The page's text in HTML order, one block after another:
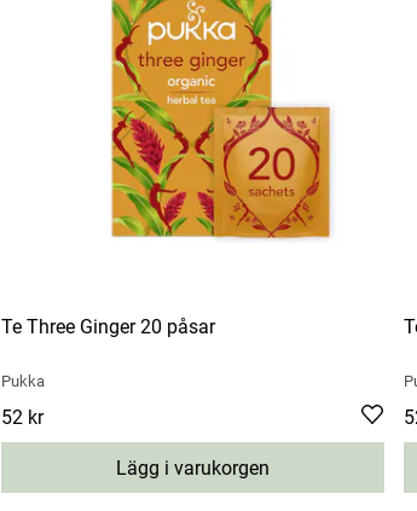
Te Three Ginger 20 påsar
Pukka
Pris:52 kr
52 kr
Lägg i varukorgen